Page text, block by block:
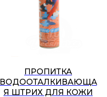
ПРОПИТКА
ВОДООТАЛКИВАЮЩА
Я ШТРИХ ДЛЯ КОЖИ